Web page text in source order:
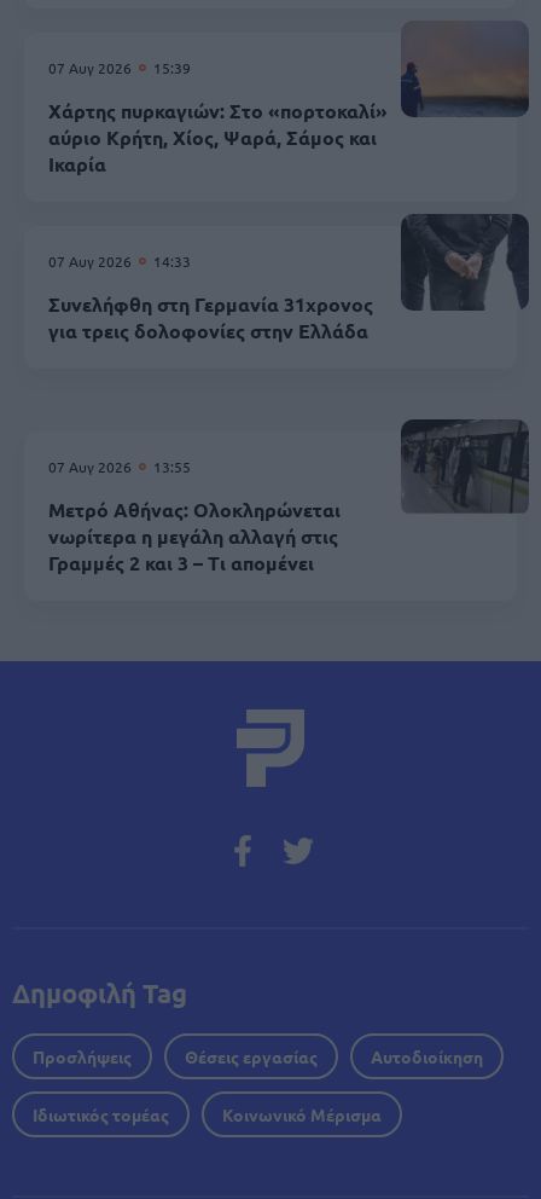
07 Αυγ 2026 15:39
Χάρτης πυρκαγιών: Στο «πορτοκαλί»
αύριο Κρήτη, Χίος, Ψαρά, Σάμος και
Ικαρία
07 Αυγ 2026 14:33
Συνελήφθη στη Γερμανία 31χρονος
για τρεις δολοφονίες στην Ελλάδα
07 Αυγ 2026 13:55
Μετρό Αθήνας: Ολοκληρώνεται
νωρίτερα η μεγάλη αλλαγή στις
Γραμμές 2 και 3 – Τι απομένει
Δημοφιλή Tag
Προσλήψεις Θέσεις εργασίας Αυτοδιοίκηση
Ιδιωτικός τομέας Κοινωνικό Μέρισμα